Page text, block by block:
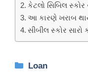
કેટલો સિબિલ સ્કોર
આ કારણે ખરાબ
સીબીલ સ્કોર સારો
Categories
Loan